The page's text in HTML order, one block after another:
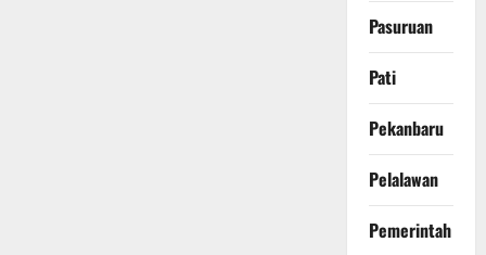
Pasuruan
Pati
Pekanbaru
Pelalawan
Pemerintah